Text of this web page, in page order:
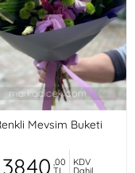
Mevsim Buketi
3840 ,00
TL
KDV
Dahil